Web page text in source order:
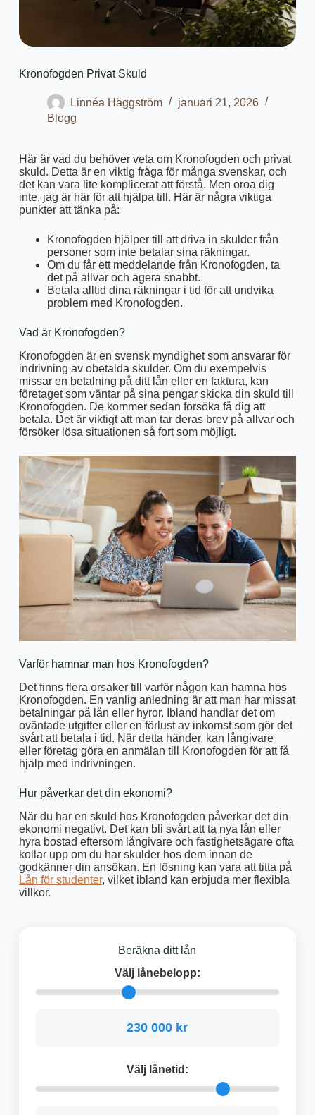
Kronofogden Privat Skuld
Linnéa Häggström
januari 21, 2026
Blogg
Här är vad du behöver veta om Kronofogden och privat
skuld. Detta är en viktig fråga för många svenskar, och
det kan vara lite komplicerat att förstå. Men oroa dig
inte, jag är här för att hjälpa till. Här är några viktiga
punkter att tänka på:
Kronofogden hjälper till att driva in skulder från
personer som inte betalar sina räkningar.
Om du får ett meddelande från Kronofogden, ta
det på allvar och agera snabbt.
Betala alltid dina räkningar i tid för att undvika
problem med Kronofogden.
Vad är Kronofogden?
Kronofogden är en svensk myndighet som ansvarar för
indrivning av obetalda skulder. Om du exempelvis
missar en betalning på ditt lån eller en faktura, kan
företaget som väntar på sina pengar skicka din skuld till
Kronofogden. De kommer sedan försöka få dig att
betala. Det är viktigt att man tar deras brev på allvar och
försöker lösa situationen så fort som möjligt.
Varför hamnar man hos Kronofogden?
Det finns flera orsaker till varför någon kan hamna hos
Kronofogden. En vanlig anledning är att man har missat
betalningar på lån eller hyror. Ibland handlar det om
oväntade utgifter eller en förlust av inkomst som gör det
svårt att betala i tid. När detta händer, kan långivare
eller företag göra en anmälan till Kronofogden för att få
hjälp med indrivningen.
Hur påverkar det din ekonomi?
När du har en skuld hos Kronofogden påverkar det din
ekonomi negativt. Det kan bli svårt att ta nya lån eller
hyra bostad eftersom långivare och fastighetsägare ofta
kollar upp om du har skulder hos dem innan de
godkänner din ansökan. En lösning kan vara att titta på
Lån för studenter, vilket ibland kan erbjuda mer flexibla
villkor.
Beräkna ditt lån
Välj lånebelopp:
230 000 kr
Välj lånetid: